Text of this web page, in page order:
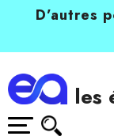
D’autres
les